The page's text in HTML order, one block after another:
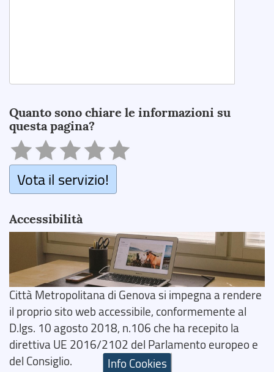
Quanto sono chiare le informazioni su
questa pagina?
Vota il servizio!
Accessibilità
Città Metropolitana di Genova si impegna a rendere
il proprio sito web accessibile, conformemente al
D.lgs. 10 agosto 2018, n.106 che ha recepito la
direttiva UE 2016/2102 del Parlamento europeo e
del Consiglio.
Info Cookies